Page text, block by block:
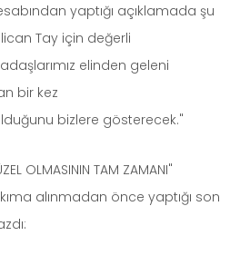
yaptığı açıklamada şu
Tay için değerli
elinden geleni
bir kez
bizlere gösterecek."
OLMASININ TAM ZAMANI"
alınmadan önce yaptığı son